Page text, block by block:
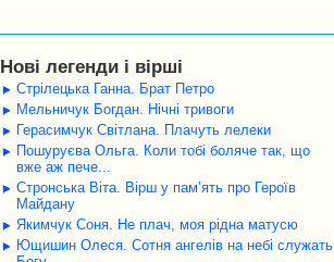
Нові легенди і вірші
Стрілецька Ганна. Брат Петро
Мельничук Богдан. Нічні тривоги
Герасимчук Світлана. Плачуть лелеки
Пошуруєва Ольга. Коли тобі боляче так, що
вже аж пече...
Стронська Віта. Вірш у пам’ять про Героїв
Майдану
Якимчук Соня. Не плач, моя рідна матусю
Ющишин Олеся. Сотня ангелів на небі служать